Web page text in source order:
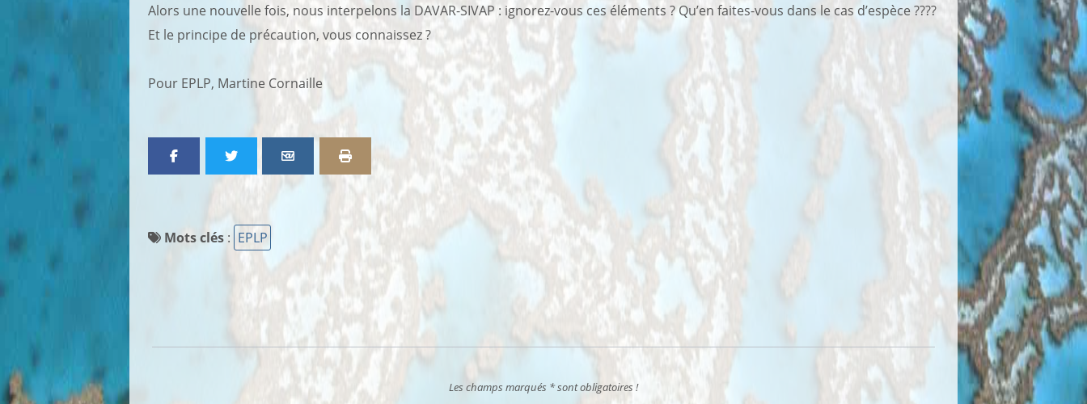
Alors une nouvelle fois, nous interpelons la DAVAR-SIVAP : ignorez-vous ces éléments ? Qu’en faites-vous dans le cas d’espèce ????
Et le principe de précaution, vous connaissez ?
Pour EPLP, Martine Cornaille
Partager par email
Mots clés : EPLP
Les champs marqués * sont obligatoires !